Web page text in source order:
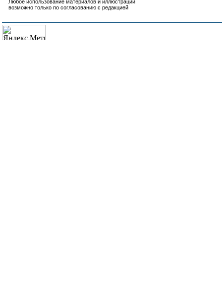
Любое использование материалов и иллюстраций
возможно только по согласованию с редакцией